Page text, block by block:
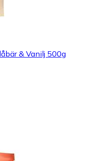
& Vanilj 500g